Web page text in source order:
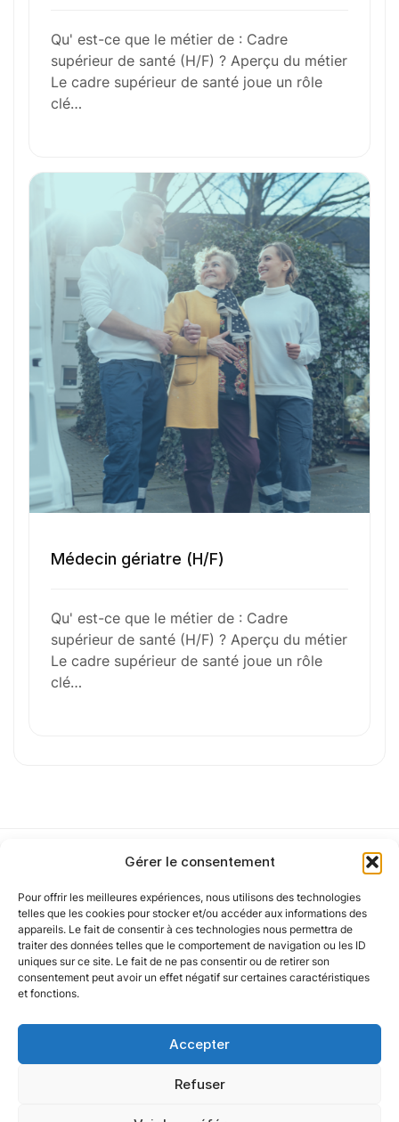
Gérer le consentement
Pour offrir les meilleures expériences, nous utilisons des technologies
telles que les cookies pour stocker et/ou accéder aux informations des
appareils. Le fait de consentir à ces technologies nous permettra de
traiter des données telles que le comportement de navigation ou les ID
uniques sur ce site. Le fait de ne pas consentir ou de retirer son
consentement peut avoir un effet négatif sur certaines caractéristiques
et fonctions.
Accepter
Refuser
Envie de commencer
l’aventure avecnous?
N’attendez plus !
Déposez votrecandidature
spontanée
Votre nom
Votre e-mail
Numéro de téléphone
Votre CV
Glisser & déposer les fichiers ici
Cet article a été partiellement rédigé à l’aide d’une intelligence artificielle et
vérifié par un auteur humain.
Qu' est-ce que le métier de : Cadre
supérieur de santé (H/F) ? Aperçu du métier
Le cadre supérieur de santé joue un rôle
clé…
Médecin gériatre (H/F)
Qu' est-ce que le métier de : Cadre
supérieur de santé (H/F) ? Aperçu du métier
Le cadre supérieur de santé joue un rôle
clé…
Notre politique
Nos agences
Nos autres marques
Nos réseaux